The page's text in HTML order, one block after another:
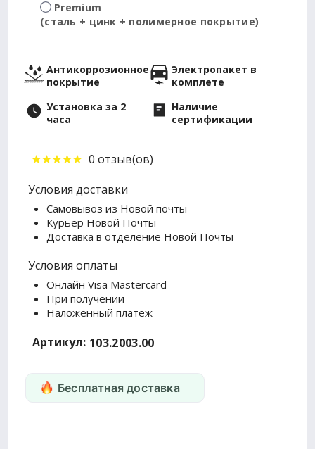
Premium
(сталь + цинк + полимерное покрытие)
Антикоррозионное
покрытие
Электропакет в
комплете
Установка за 2
часа
Наличие
сертификации
0 отзыв(ов)
Условия доставки
Самовывоз из Новой почты
Курьер Новой Почты
Доставка в отделение Новой Почты
Условия оплаты
Онлайн Visa Mastercard
При получении
Наложенный платеж
Артикул: 103.2003.00
Бесплатная доставка